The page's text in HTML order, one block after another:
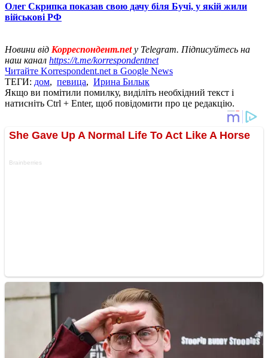
Олег Скрипка показав свою дачу біля Бучі, у якій жили
військові РФ
Новини від Корреспондент.netу Telegram. Підписуйтесь на
наш канал https://t.me/korrespondentnet
Читайте Korrespondent.net в Google News
ТЕГИ: дом, певица, Ирина Билык
Якщо ви помітили помилку, виділіть необхідний текст і
натисніть Ctrl + Enter, щоб повідомити про це редакцію.